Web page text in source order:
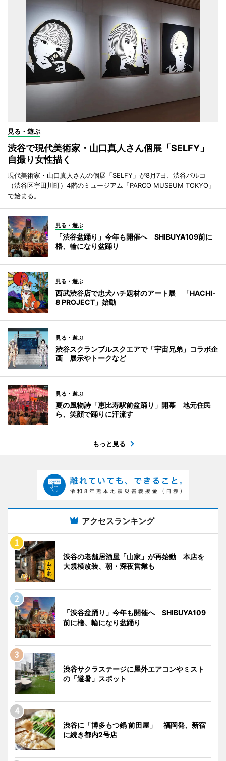
見る・遊ぶ
渋谷で現代美術家・山口真人さん個展「SELFY」
自撮り女性描く
現代美術家・山口真人さんの個展「SELFY」が8月7日、渋谷パルコ
（渋谷区宇田川町）4階のミュージアム「PARCO MUSEUM TOKYO」
で始まる。
見る・遊ぶ
「渋谷盆踊り」今年も開催へ SHIBUYA109前に
櫓、輪になり盆踊り
見る・遊ぶ
西武渋谷店で忠犬ハチ題材のアート展 「HACHI-
8 PROJECT」始動
見る・遊ぶ
渋谷スクランブルスクエアで「宇宙兄弟」コラボ企
画 展示やトークなど
見る・遊ぶ
夏の風物詩「恵比寿駅前盆踊り」開幕 地元住民
ら、笑顔で踊りに汗流す
もっと見る
アクセスランキング
渋谷の老舗居酒屋「山家」が再始動 本店を
大規模改装、朝・深夜営業も
「渋谷盆踊り」今年も開催へ SHIBUYA109
前に櫓、輪になり盆踊り
渋谷サクラステージに屋外エアコンやミスト
の「避暑」スポット
渋谷に「博多もつ鍋 前田屋」 福岡発、新宿
に続き都内2号店